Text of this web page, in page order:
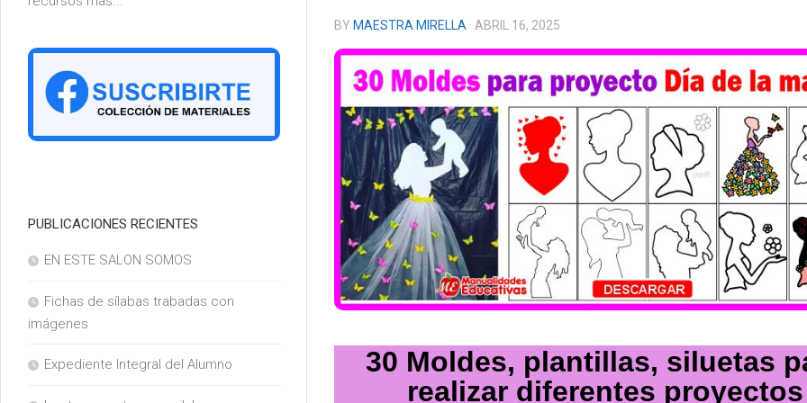
BY MAESTRA MIRELLA · ABRIL 16, 2025
30 Moldes, plantillas, siluetas
realizar diferentes proyectos
PUBLICACIONES RECIENTES
EN ESTE SALON SOMOS
Fichas de sílabas trabadas con
imágenes
Expediente Integral del Alumno